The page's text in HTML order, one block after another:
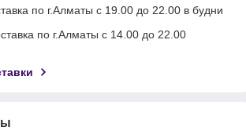
по г.Алматы с 19.00 до 22.00 в будни
по г.Алматы с 14.00 до 22.00